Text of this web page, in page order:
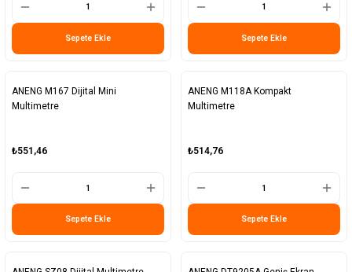
Sepete Ekle Sepete Ekle
ANENG M167 Dijital Mini
Multimetre
₺551,46
Sepete Ekle
ANENG M118A Kompakt
Multimetre
₺514,76
Sepete Ekle